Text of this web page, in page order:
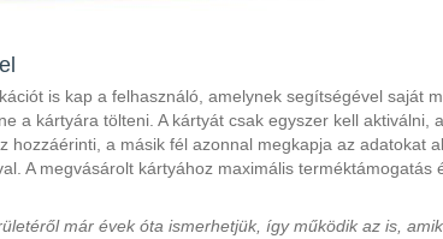
is kap a felhasználó, amelynek segítségével saját
a kártyára tölteni. A kártyát csak egyszer kell aktiválni,
hozzáérinti, a másik fél azonnal megkapja az adatokat
A megvásárolt kártyához maximális terméktámogatás
már évek óta ismerhetjük, így működik az is,